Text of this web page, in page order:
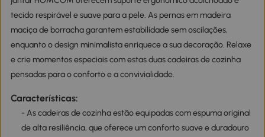
tecido respirável e suave para a pele. As pernas em madeira
maciça de borracha garantem estabilidade sem oscilações,
enquanto o design minimalista enriquece a sua decoração. Relaxe
e crie momentos especiais com estas duas cadeiras de cozinha
pensadas para o conforto e a convivialidade.
Características:
- As cadeiras de cozinha estão equipadas com espuma original
de alta resiliência, que oferece um conforto suave e duradouro